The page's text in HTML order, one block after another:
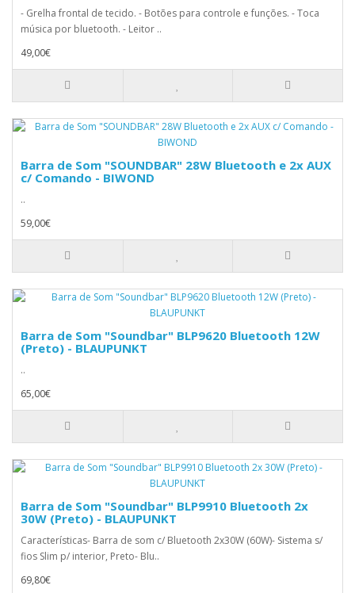
- Grelha frontal de tecido. - Botões para controle e funções. - Toca
música por bluetooth. - Leitor ..
49,00€
Barra de Som "SOUNDBAR" 28W Bluetooth e 2x AUX
c/ Comando - BIWOND
..
59,00€
Barra de Som "Soundbar" BLP9620 Bluetooth 12W
(Preto) - BLAUPUNKT
..
65,00€
Barra de Som "Soundbar" BLP9910 Bluetooth 2x
30W (Preto) - BLAUPUNKT
Características- Barra de som c/ Bluetooth 2x30W (60W)- Sistema s/
fios Slim p/ interior, Preto- Blu..
69,80€